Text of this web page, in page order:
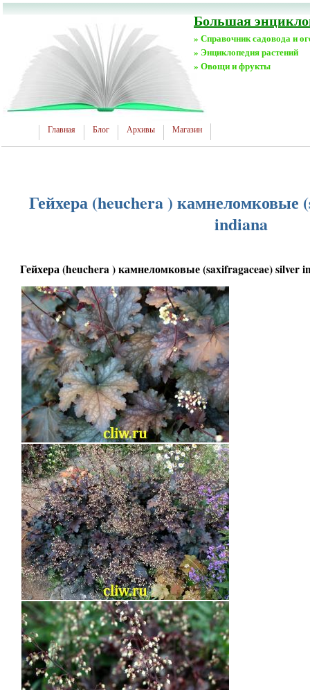
Большая
» Справочник садовода и
» Энциклопедия растений
» Овощи и фрукты
Главная Блог Архивы Магазин
Гейхера (heuchera ) камнеломковые
indiana
Гейхера (heuchera ) камнеломковые (saxifragaceae) silver